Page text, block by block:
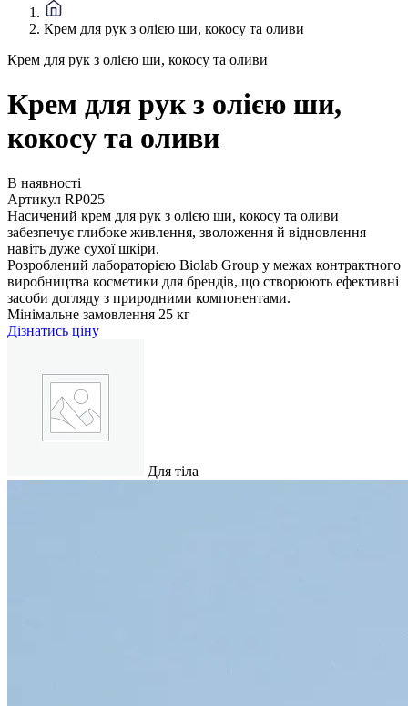
Крем для рук з олією ши, кокосу та оливи
Крем для рук з олією ши, кокосу та оливи
Крем для рук з олією ши,
кокосу та оливи
В наявності
Артикул RP025
Насичений крем для рук з олією ши, кокосу та оливи
забезпечує глибоке живлення, зволоження й відновлення
навіть дуже сухої шкіри.
Розроблений лабораторією Biolab Group у межах контрактного
виробництва косметики для брендів, що створюють ефективні
засоби догляду з природними компонентами.
Мінімальне замовлення 25 кг
Дізнатись ціну
Для тіла